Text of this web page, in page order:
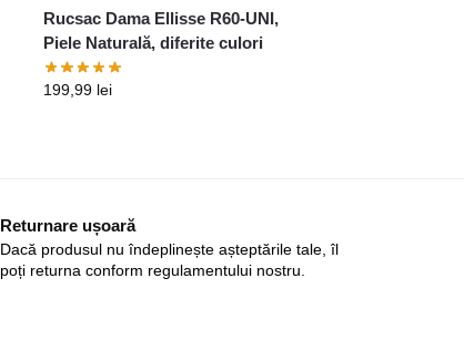
Rucsac Dama Ellisse R60-UNI,
Piele Naturală, diferite culori
199,99 lei
Returnare ușoară
Dacă produsul nu îndeplinește așteptările tale, îl
poți returna conform regulamentului nostru.